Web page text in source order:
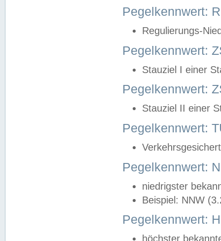
Pegelkennwert:
Regulierungs-
Pegelkennwert:
Stauziel I einer
Pegelkennwert:
Stauziel II einer
Pegelkennwert:
Pegelkennwert:
niedrigster
Beispiel: NNW
Pegelkennwert:
höchster